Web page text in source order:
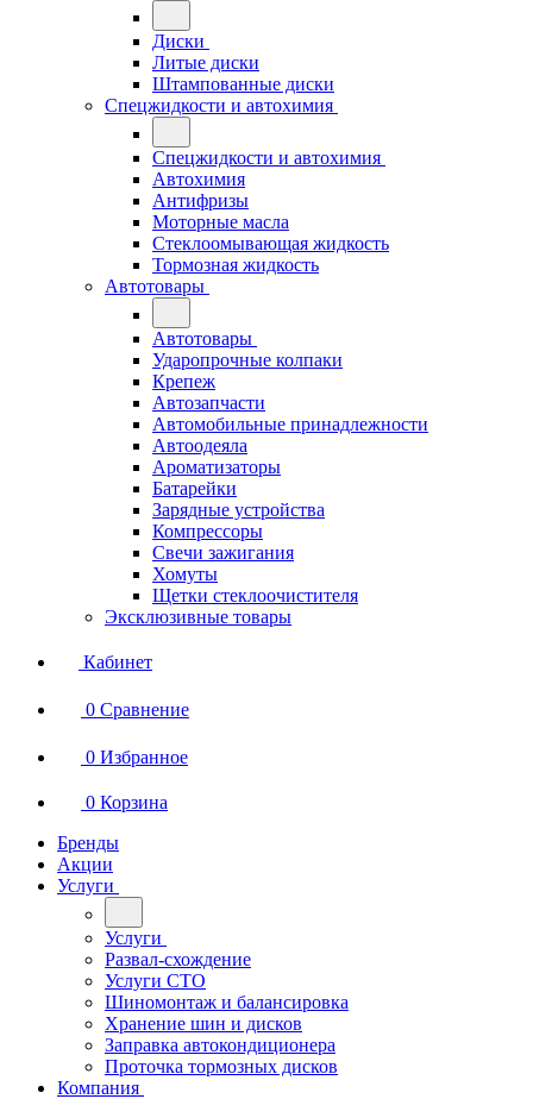
Диски
Литые диски
Штампованные диски
Спецжидкости и автохимия
Спецжидкости и автохимия
Автохимия
Антифризы
Моторные масла
Стеклоомывающая жидкость
Тормозная жидкость
Автотовары
Автотовары
Ударопрочные колпаки
Крепеж
Автозапчасти
Автомобильные принадлежности
Автоодеяла
Ароматизаторы
Батарейки
Зарядные устройства
Компрессоры
Свечи зажигания
Хомуты
Щетки стеклоочистителя
Эксклюзивные товары
Кабинет
0 Сравнение
0 Избранное
0 Корзина
Бренды
Акции
Услуги
Услуги
Развал-схождение
Услуги СТО
Шиномонтаж и балансировка
Хранение шин и дисков
Заправка автокондиционера
Проточка тормозных дисков
Компания